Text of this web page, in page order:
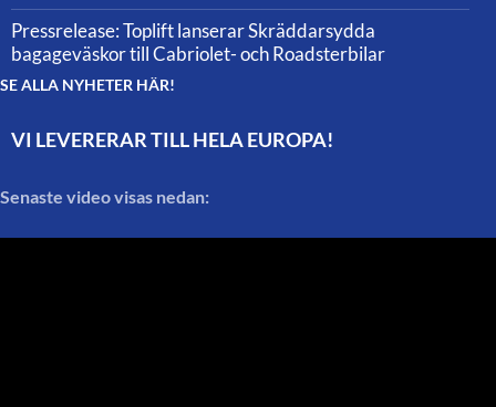
Pressrelease: Toplift lanserar Skräddarsydda
bagageväskor till Cabriolet- och Roadsterbilar
SE ALLA NYHETER HÄR!
VI LEVERERAR TILL HELA EUROPA!
Senaste video visas nedan: